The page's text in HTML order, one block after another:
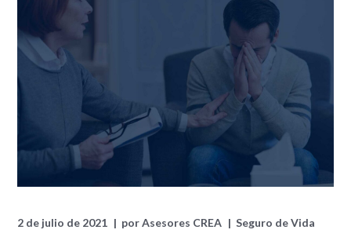
2 de julio de 2021 porAsesores CREA Seguro de Vida